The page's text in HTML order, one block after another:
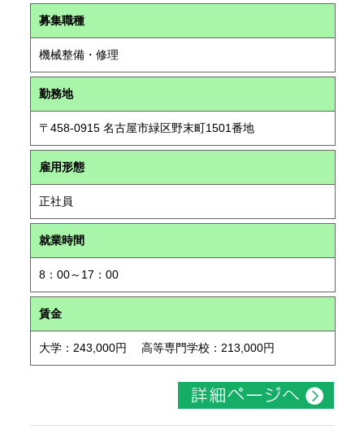
募集職種
機械整備・修理
勤務地
〒458-0915 名古屋市緑区野末町1501番地
雇用形態
正社員
就業時間
8：00～17：00
賃金
大学：243,000円 高等専門学校：213,000円